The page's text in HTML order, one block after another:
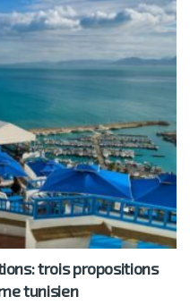
trois propositions
tunisien